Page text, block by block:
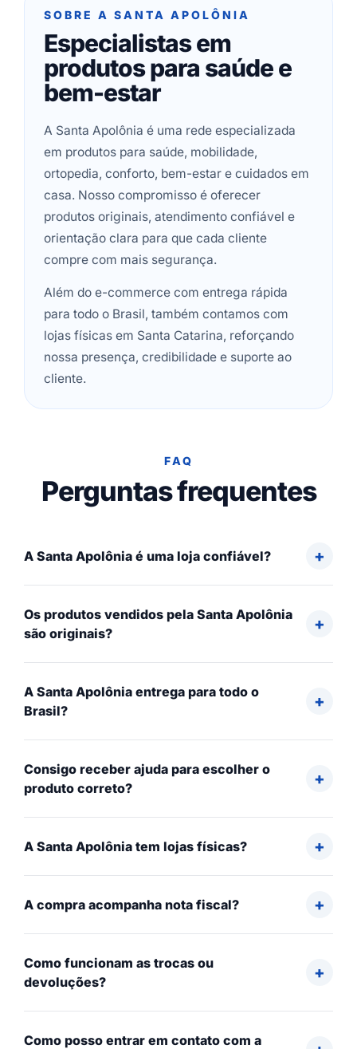
SOBRE A SANTA APOLÔNIA
Especialistas em
produtos para saúde e
bem-estar
A Santa Apolônia é uma rede especializada
em produtos para saúde, mobilidade,
ortopedia, conforto, bem-estar e cuidados em
casa. Nosso compromisso é oferecer
produtos originais, atendimento confiável e
orientação clara para que cada cliente
compre com mais segurança.
Além do e-commerce com entrega rápida
para todo o Brasil, também contamos com
lojas físicas em Santa Catarina, reforçando
nossa presença, credibilidade e suporte ao
cliente.
FAQ
Perguntas frequentes
A Santa Apolônia é uma loja confiável?
Os produtos vendidos pela Santa Apolônia
são originais?
A Santa Apolônia entrega para todo o
Brasil?
Consigo receber ajuda para escolher o
produto correto?
A Santa Apolônia tem lojas físicas?
A compra acompanha nota fiscal?
Como funcionam as trocas ou
devoluções?
Como posso entrar em contato com a